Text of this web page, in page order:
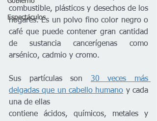
Espectáculos
combustible, plásticos y desechos de los
hogares. Es un polvo fino color negro o
café que puede contener gran cantidad
de sustancia cancerígenas como
arsénico, cadmio y cromo.
Sus partículas son 30 veces más
delgadas que un cabello humano y cada
una de ellas
contiene ácidos, químicos, metales y